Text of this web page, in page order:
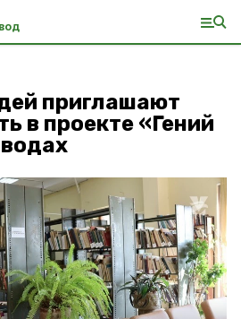
приглашают
в проекте «Гений